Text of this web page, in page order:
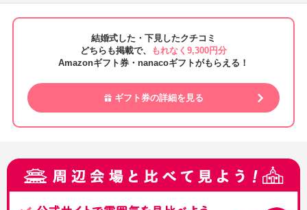
結婚式した・下見したクチコミ
どちらも掲載で、
もれなく9,300円分
Amazonギフト券・nanacoギフトがもらえる！
ギフト券の詳細を見る